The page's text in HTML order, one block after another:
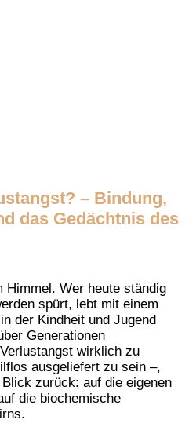
– Bindung,
das Gedächtnis des
Himmel. Wer heute ständig
spürt, lebt mit einem
der Kindheit und Jugend
Generationen
wirklich zu
ausgeliefert zu sein –,
zurück: auf die eigenen
die biochemische